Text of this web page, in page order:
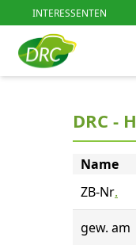
INTERESSENTEN
DRC -
Name
ZB-Nr.
gew. am